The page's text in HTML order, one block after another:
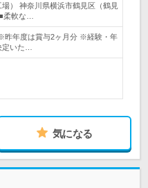
） 神奈川県横浜市鶴見区（鶴見
柔軟な…
昨年度は賞与2ヶ月分 ※経験・年
いた…
気になる